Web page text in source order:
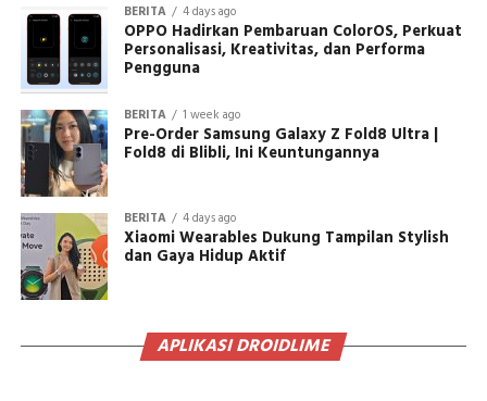
BERITA 4 days ago
OPPO Hadirkan Pembaruan ColorOS, Perkuat
Personalisasi, Kreativitas, dan Performa
Pengguna
BERITA 1 week ago
Pre-Order Samsung Galaxy Z Fold8 Ultra |
Fold8 di Blibli, Ini Keuntungannya
BERITA 4 days ago
Xiaomi Wearables Dukung Tampilan Stylish
dan Gaya Hidup Aktif
APLIKASI DROIDLIME